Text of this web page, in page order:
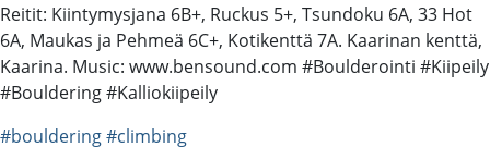
Reitit: Kiintymysjana 6B+, Ruckus 5+, Tsundoku 6A, 33 Hot
6A, Maukas ja Pehmeä 6C+, Kotikenttä 7A. Kaarinan kenttä,
Kaarina. Music: www.bensound.com #Boulderointi #Kiipeily
#Bouldering #Kalliokiipeily
#bouldering#climbing